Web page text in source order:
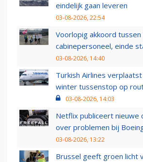
eindelijk gaan leveren
03-08-2026, 22:54
Voorlopig akkoord tussen
cabinepersoneel, einde
03-08-2026, 14:40
Turkish Airlines
winter tussenstop op
03-08-2026, 14:03
Netflix publiceert nieuwe
over problemen bij
03-08-2026, 13:22
Brussel geeft groen licht